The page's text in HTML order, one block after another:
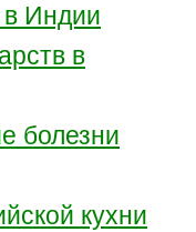
Индии
в
болезни
кухни